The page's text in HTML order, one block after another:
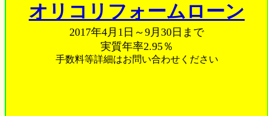
オリコリフォームローン
2017年4月1日～9月30日まで
実質年率2.95％
手数料等詳細はお問い合わせください